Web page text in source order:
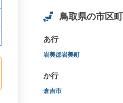
鳥取県の市区
あ行
岩美郡岩美町
か行
倉吉市